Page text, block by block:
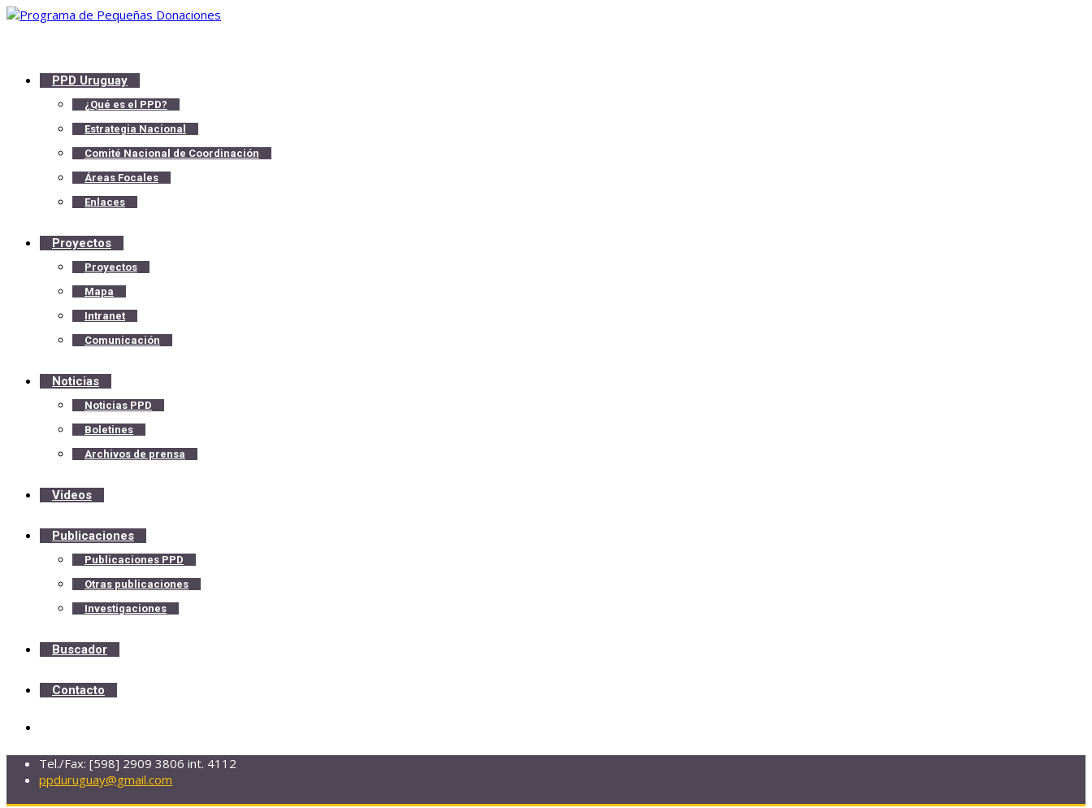
PPD Uruguay
¿Qué es el PPD?
Estrategia Nacional
Comité Nacional de Coordinación
Áreas Focales
Enlaces
Proyectos
Proyectos
Mapa
Intranet
Comunicación
Noticias
Noticias PPD
Boletines
Archivos de prensa
Videos
Publicaciones
Publicaciones PPD
Otras publicaciones
Investigaciones
Buscador
Contacto
Tel./Fax: [598] 2909 3806 int. 4112
ppduruguay@gmail.com